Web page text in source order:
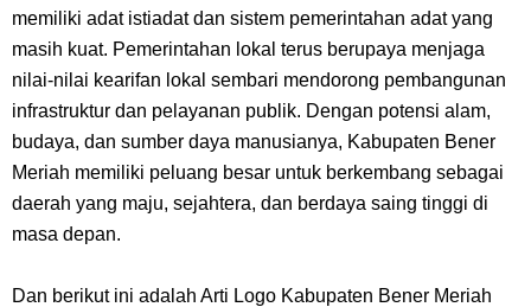
Profil Slamet Rahardjo, Aktor Dengan Peran Penting Dalam Perfilman
Indonesia
Resep Roti Panggang, Sangat Mudah Untuk Menjadi Cemilan
Bersama Keluarga
Arti Bendera Seychelles, Negara Kepulauan Yang Terletak Di
Samudra Hindia
memiliki adat istiadat dan sistem pemerintahan adat yang
masih kuat. Pemerintahan lokal terus berupaya menjaga
nilai-nilai kearifan lokal sembari mendorong pembangunan
infrastruktur dan pelayanan publik. Dengan potensi alam,
budaya, dan sumber daya manusianya, Kabupaten Bener
Meriah memiliki peluang besar untuk berkembang sebagai
daerah yang maju, sejahtera, dan berdaya saing tinggi di
masa depan.
Dan berikut ini adalah Arti Logo Kabupaten Bener Meriah